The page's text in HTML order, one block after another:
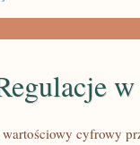
cyfrowy